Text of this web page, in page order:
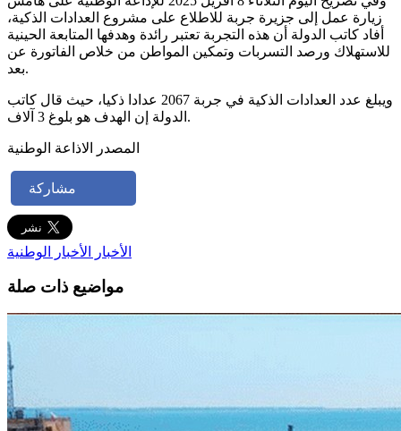
زيارة عمل إلى جزيرة جربة للاطلاع على مشروع العدادات الذكية،
أفاد كاتب الدولة أن هذه التجربة تعتبر رائدة وهدفها المتابعة الحينية
للاستهلاك ورصد التسربات وتمكين المواطن من خلاص الفاتورة عن
بعد.
ويبلغ عدد العدادات الذكية في جربة 2067 عدادا ذكيا، حيث قال كاتب
الدولة إن الهدف هو بلوغ 3 آلاف.
المصدر الاذاعة الوطنية
مشاركة
الأخبار الأخبار الوطنية
مواضيع ذات صلة